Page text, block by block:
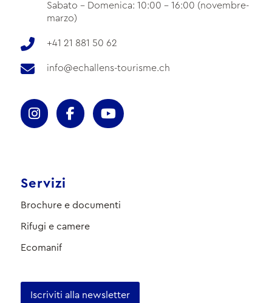
Sabato - Domenica: 10:00 - 16:00 (novembre-
marzo)
+41 21 881 50 62
info@echallens-tourisme.ch
Servizi
Brochure e documenti
Rifugi e camere
Ecomanif
Iscriviti alla newsletter